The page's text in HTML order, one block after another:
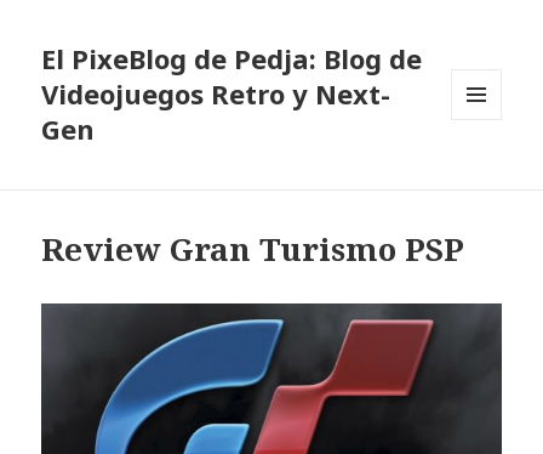
El PixeBlog de Pedja: Blog de
Videojuegos Retro y Next-
Gen
Review Gran Turismo PSP